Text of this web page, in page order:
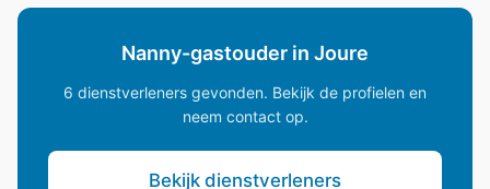
Nanny-gastouder in Joure
6 dienstverleners gevonden. Bekijk de profielen en
neem contact op.
Bekijk dienstverleners